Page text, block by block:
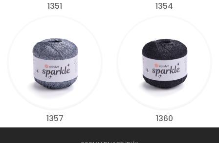
1351 1354
1357 1360